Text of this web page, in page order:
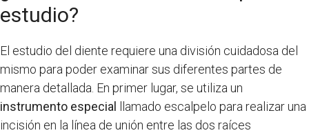
estudio?
El estudio del diente requiere una división cuidadosa del
mismo para poder examinar sus diferentes partes de
manera detallada. En primer lugar, se utiliza un
instrumento especial llamado escalpelo para realizar una
incisión en la línea de unión entre las dos raíces